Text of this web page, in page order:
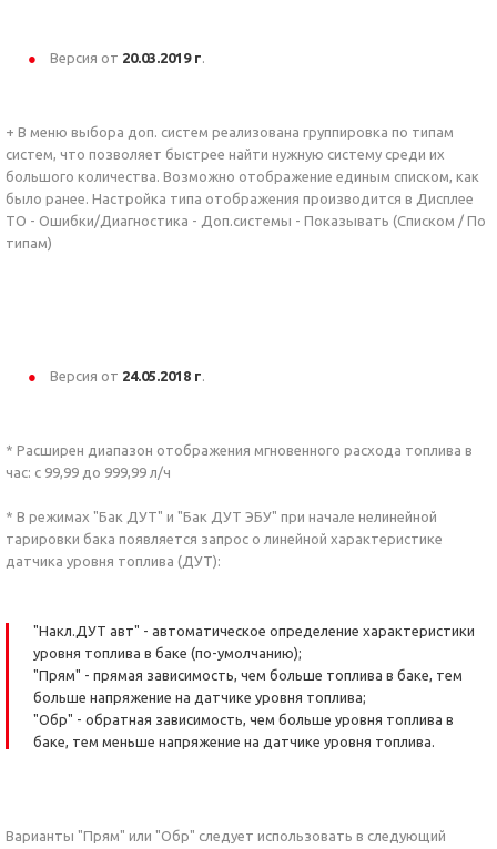
Версия от 20.03.2019 г.
+ В меню выбора доп. систем реализована группировка по типам
систем, что позволяет быстрее найти нужную систему среди их
большого количества. Возможно отображение единым списком, как
было ранее. Настройка типа отображения производится в Дисплее
ТО - Ошибки/Диагностика - Доп.системы - Показывать (Списком / По
типам)
Версия от 24.05.2018 г.
* Расширен диапазон отображения мгновенного расхода топлива в
час: с 99,99 до 999,99 л/ч
* В режимах "Бак ДУТ" и "Бак ДУТ ЭБУ" при начале нелинейной
тарировки бака появляется запрос о линейной характеристике
датчика уровня топлива (ДУТ):
"Накл.ДУТ авт" - автоматическое определение характеристики
уровня топлива в баке (по-умолчанию);
"Прям" - прямая зависимость, чем больше топлива в баке, тем
больше напряжение на датчике уровня топлива;
"Обр" - обратная зависимость, чем больше уровня топлива в
баке, тем меньше напряжение на датчике уровня топлива.
Варианты "Прям" или "Обр" следует использовать в следующий